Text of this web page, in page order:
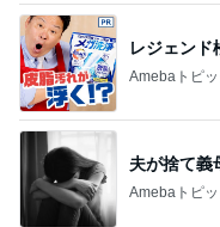
レジェンド
Amebaトピ
夫が捨て義
Amebaトピ